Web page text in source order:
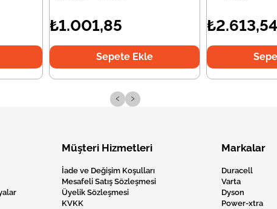
₺1.001,85
Sepete Ekle
₺2.613,54
‹ ›
Müşteri Hizmetleri
İade ve Değişim Koşulları
Mesafeli Satış Sözleşmesi
Üyelik Sözleşmesi
KVKK
Markalar
Duracell
Varta
Dyson
Power-xtra